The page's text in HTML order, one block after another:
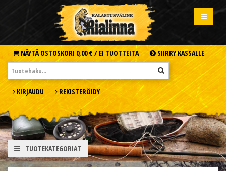
NÄYTÄ OSTOSKORI 0,00 € / EI TUOTTEITA SIIRRY KASSALLE
KIRJAUDU REKISTERÖIDY
TUOTEKATEGORIAT